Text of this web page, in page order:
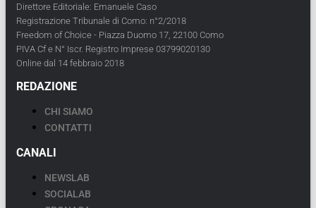
Direttore Editoriale: Emanuele Caso
Registrazione Tribunale di Como: n°2/2018
Freedom of Choice - Piazza Duomo 17, 22100 Como
PIVA Cf e N° Iscr. Registro Imprese 03799020130
Online dal 14 febbraio 2018
REDAZIONE
CHI SIAMO
CONTATTI
CANALI
NEWSLAB
SOCIALAB